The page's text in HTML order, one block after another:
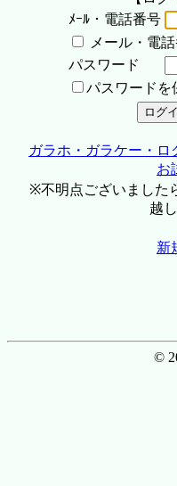
ﾒｰﾙ・電話番号
メール・電
パスワード
パスワードを
ガラホ・ガラケー・ロ
お
※不明点ございました
越
新
©